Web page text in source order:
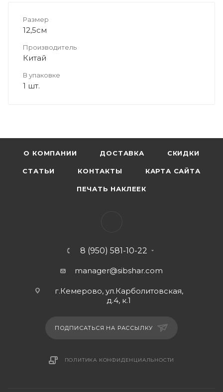
Размер
12,5см
Производитель
Китай
В упаковке
1 шт.
О КОМПАНИИ ДОСТАВКА СКИДКИ
СТАТЬИ КОНТАКТЫ КАРТА САЙТА
ПЕЧАТЬ НАКЛЕЕК
8 (950) 581-10-22
manager@sibshar.com
г.Кемерово, ул.Карболитовская,
д.4, к.1
ПОДПИСАТЬСЯ НА РАССЫЛКУ
ПОЛИТИКА КОНФИДЕНЦИАЛЬНОСТИ